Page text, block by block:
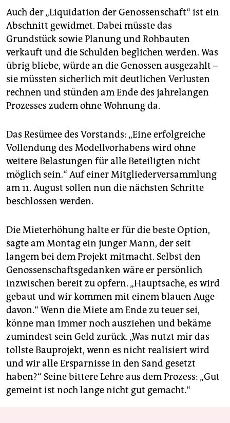
Auch der „Liquidation der Genossenschaft“ ist ein
Abschnitt gewidmet. Dabei müsste das
Grundstück sowie Planung und Rohbauten
verkauft und die Schulden beglichen werden. Was
übrig bliebe, würde an die Genossen ausgezahlt –
sie müssten sicherlich mit deutlichen Verlusten
rechnen und stünden am Ende des jahrelangen
Prozesses zudem ohne Wohnung da.
Das Resümee des Vorstands: „Eine erfolgreiche
Vollendung des Modellvorhabens wird ohne
weitere Belastungen für alle Beteiligten nicht
möglich sein.“ Auf einer Mitgliederversammlung
am 11. August sollen nun die nächsten Schritte
beschlossen werden.
Die Mieterhöhung halte er für die beste Option,
sagte am Montag ein junger Mann, der seit
langem bei dem Projekt mitmacht. Selbst den
Genossenschaftsgedanken wäre er persönlich
inzwischen bereit zu opfern. „Hauptsache, es wird
gebaut und wir kommen mit einem blauen Auge
davon.“ Wenn die Miete am Ende zu teuer sei,
könne man immer noch ausziehen und bekäme
zumindest sein Geld zurück. „Was nutzt mir das
tollste Bauprojekt, wenn es nicht realisiert wird
und wir alle Ersparnisse in den Sand gesetzt
haben?“ Seine bittere Lehre aus dem Prozess: „Gut
gemeint ist noch lange nicht gut gemacht.“